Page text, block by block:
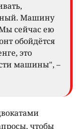
Машину
сейчас ею
обойдётся
это
машины", –
чтобы